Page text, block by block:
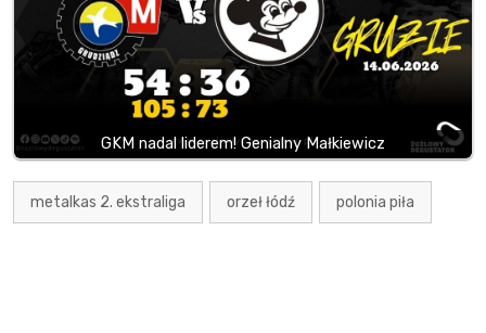
GKM nadal liderem! Genialny Małkiewicz
metalkas 2. ekstraliga orzeł łódź polonia piła